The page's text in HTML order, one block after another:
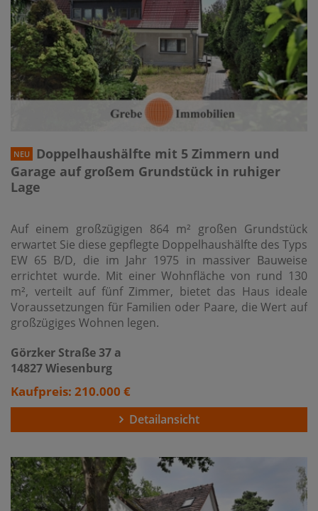
NEU
Doppelhaushälfte mit 5 Zimmern und
Garage auf großem Grundstück in ruhiger
Lage
Auf einem großzügigen 864 m² großen Grundstück
erwartet Sie diese gepflegte Doppelhaushälfte des Typs
EW 65 B/D, die im Jahr 1975 in massiver Bauweise
errichtet wurde. Mit einer Wohnfläche von rund 130
m², verteilt auf fünf Zimmer, bietet das Haus ideale
Voraussetzungen für Familien oder Paare, die Wert auf
großzügiges Wohnen legen.
Görzker Straße 37 a
14827 Wiesenburg
Kaufpreis: 210.000 €
Detailansicht